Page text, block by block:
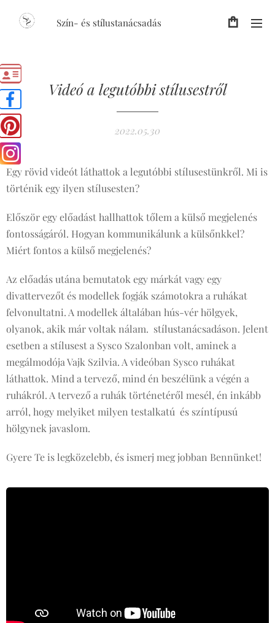
Szín- és stílustanácsadás
Videó a legutóbbi stílusestről
2022.05.30
Egy rövid videót láthattok a legutóbbi stílusestünkről. Mi is
történik egy ilyen stílusesten?
Először egy előadást hallhattok tőlem a külső megjelenés
fontosságáról. Hogyan kommunikálunk a külsőnkkel?
Miért fontos a külső megjelenés?
Az előadás utána bemutatok egy márkát vagy egy
divattervezőt és modellek fogják számotokra a ruhákat
felvonultatni. A modellek általában hús-vér hölgyek,
olyanok, akik már voltak nálam. stílustanácsadáson. Jelent
esetben a stílusest a Sysco Szalonban volt, aminek a
megálmodója Vajk Szilvia. A videóban Sysco ruhákat
láthattok. Mind a tervező, mind én beszélünk a végén a
ruhákról. A tervező a ruhák történetéről mesél, én inkább
arról, hogy melyiket milyen testalkatú és színtípusú
hölgynek javaslom.
Gyere Te is legközelebb, és ismerj meg jobban Bennünket!